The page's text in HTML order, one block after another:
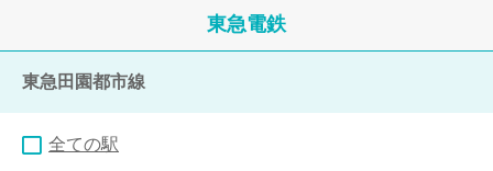
東急電鉄
東急田園都市線
全ての駅